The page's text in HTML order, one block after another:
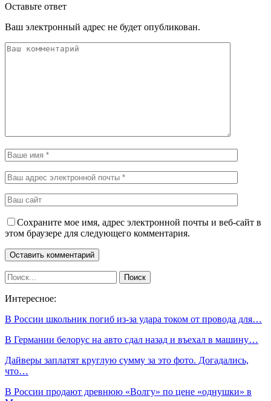
Оставьте ответ
Ваш электронный адрес не будет опубликован.
Сохраните мое имя, адрес электронной почты и веб-сайт в
этом браузере для следующего комментария.
Интересное:
В России школьник погиб из-за удара током от провода для…
В Германии белорус на авто сдал назад и въехал в машину…
Дайверы заплатят круглую сумму за это фото. Догадались,
что…
В России продают древнюю «Волгу» по цене «однушки» в